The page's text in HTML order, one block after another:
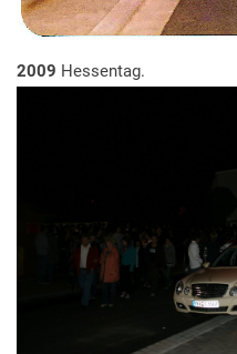
2009 Hessentag.